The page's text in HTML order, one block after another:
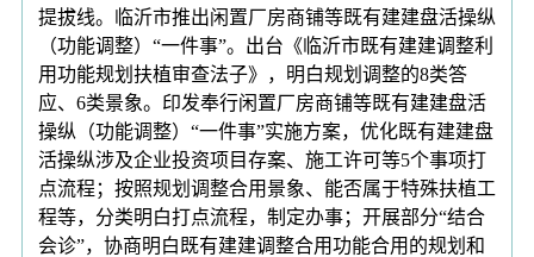
提拔线。临沂市推出闲置厂房商铺等既有建建盘活操纵
（功能调整）“一件事”。出台《临沂市既有建建调整利
用功能规划扶植审查法子》，明白规划调整的8类答
应、6类景象。印发奉行闲置厂房商铺等既有建建盘活
操纵（功能调整）“一件事”实施方案，优化既有建建盘
活操纵涉及企业投资项目存案、施工许可等5个事项打
点流程；按照规划调整合用景象、能否属于特殊扶植工
程等，分类明白打点流程，制定办事；开展部分“结合
会诊”，协商明白既有建建调整合用功能合用的规划和